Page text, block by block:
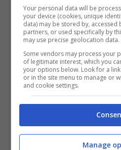
poliedrico, che lascia
percorso, come il
conosciuto, che
ascoltare, del feat con i
album “Horror Vacui“,
Risplendono“. Se non
messo vi dirò un altro
ascoltarlo: è una
Your personal data will be
your device (cookies, unique
data) may be stored by, accessed
partners, or used specifically by
may use precise geolocation data.
Some vendors may process your
of legitimate interest, which you
your options below. Look for a
or in the site menu to manage or
and cookie settings.
Manage